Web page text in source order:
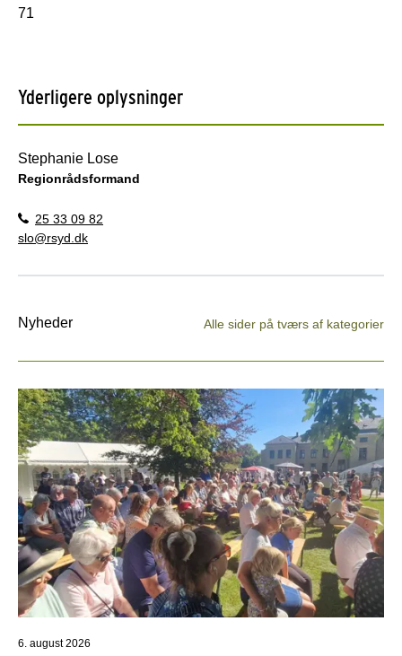
71
Yderligere oplysninger
Stephanie Lose
Regionrådsformand
25 33 09 82
slo@rsyd.dk
Nyheder Alle sider på tværs af kategorier
6. august 2026